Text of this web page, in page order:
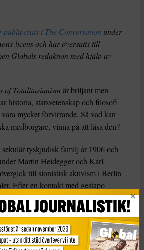
publicerats i The Conversation under
licens och har översatts till
Globals redaktion med hjälp av
of Totalitarianism är briljant men
historia, statsvetenskap och filosofi
mycket förvirrande. Så vad kan
medborgare, vinna på att läsa den?
tyskjudisk familj år 1906 och
Martin Heidegger och Karl
till sionistisk aktivism i Berlin
Efter en kontakt med gestapo
och lämnade Europa 1941 för
forska om boken Origins i
var hon inte främmande för